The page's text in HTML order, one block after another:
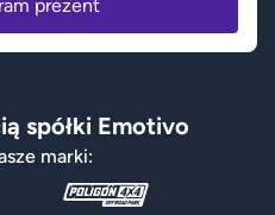
prezent
spółki Emotivo
marki: